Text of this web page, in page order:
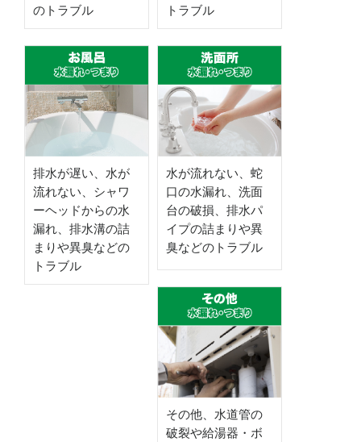
のトラブル
トラブル
排水が遅い、水が
流れない、シャワ
ーヘッドからの水
漏れ、排水溝の詰
まりや異臭などの
トラブル
水が流れない、蛇
口の水漏れ、洗面
台の破損、排水パ
イプの詰まりや異
臭などのトラブル
その他、水道管の
破裂や給湯器・ボ